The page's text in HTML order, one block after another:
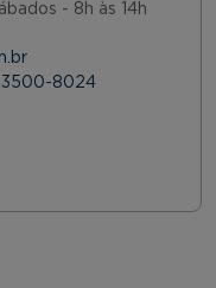
- 8h às 14h
3500-8024